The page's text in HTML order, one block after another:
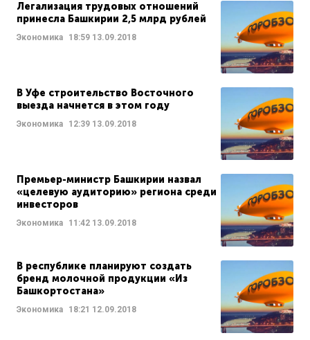
Легализация трудовых отношений
принесла Башкирии 2,5 млрд рублей
Экономика 18:59 13.09.2018
В Уфе строительство Восточного
выезда начнется в этом году
Экономика 12:39 13.09.2018
Премьер-министр Башкирии назвал
«целевую аудиторию» региона среди
инвесторов
Экономика 11:42 13.09.2018
В республике планируют создать
бренд молочной продукции «Из
Башкортостана»
Экономика 18:21 12.09.2018